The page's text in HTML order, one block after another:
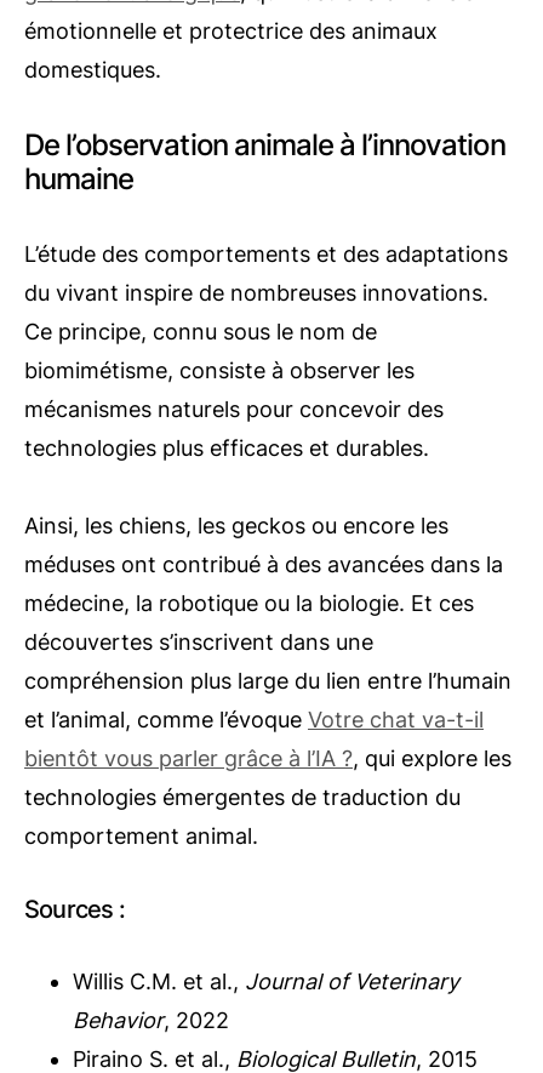
émotionnelle et protectrice des animaux
domestiques.
De l’observation animale à l’innovation
humaine
L’étude des comportements et des adaptations
du vivant inspire de nombreuses innovations.
Ce principe, connu sous le nom de
biomimétisme, consiste à observer les
mécanismes naturels pour concevoir des
technologies plus efficaces et durables.
Ainsi, les chiens, les geckos ou encore les
méduses ont contribué à des avancées dans la
médecine, la robotique ou la biologie. Et ces
découvertes s’inscrivent dans une
compréhension plus large du lien entre l’humain
et l’animal, comme l’évoque Votre chat va-t-il
bientôt vous parler grâce à l’IA ?, qui explore les
technologies émergentes de traduction du
comportement animal.
Sources :
Willis C.M. et al., Journal of Veterinary
Behavior, 2022
Piraino S. et al., Biological Bulletin, 2015